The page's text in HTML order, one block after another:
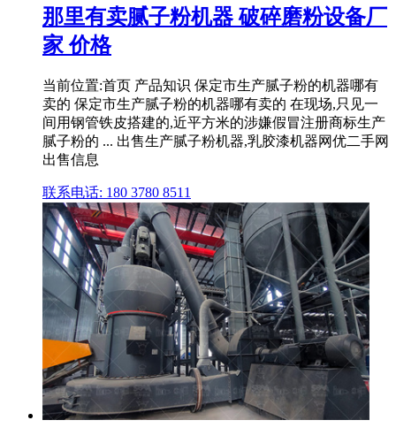
那里有卖腻子粉机器 破碎磨粉设备厂
家 价格
当前位置:首页 产品知识 保定市生产腻子粉的机器哪有
卖的 保定市生产腻子粉的机器哪有卖的 在现场,只见一
间用钢管铁皮搭建的,近平方米的涉嫌假冒注册商标生产
腻子粉的 ... 出售生产腻子粉机器,乳胶漆机器网优二手网
出售信息
联系电话: 180 3780 8511